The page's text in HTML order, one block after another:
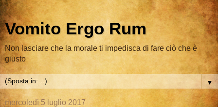
Vomito Ergo Rum
Non lasciare che la morale ti impedisca di fare ciò che è
giusto
▼
mercoledì 5 luglio 2017